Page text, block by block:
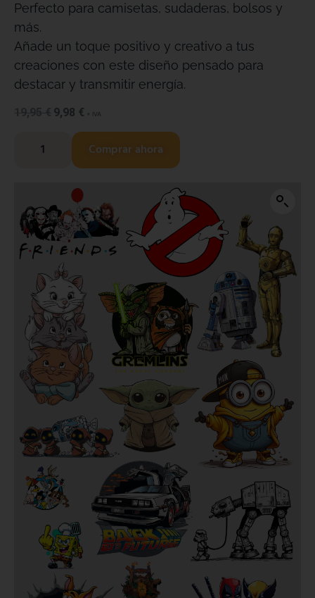
Perfecto para camisetas, sudaderas, bolsos y
más.
Añade un toque positivo y creativo a tus
creaciones con este diseño pensado para
destacar y transmitir energía.
9,98 € + IVA
Comprar ahora